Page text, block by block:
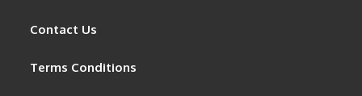
Contact Us
Terms Conditions